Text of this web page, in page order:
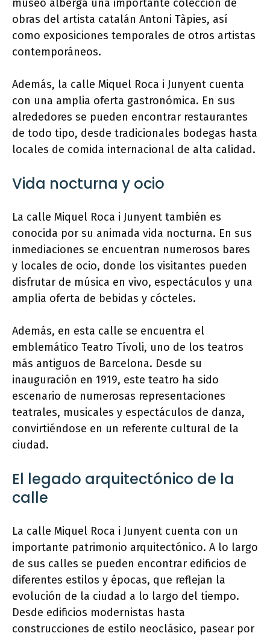
museo alberga una importante colección de
obras del artista catalán Antoni Tàpies, así
como exposiciones temporales de otros artistas
contemporáneos.
Además, la calle Miquel Roca i Junyent cuenta
con una amplia oferta gastronómica. En sus
alrededores se pueden encontrar restaurantes
de todo tipo, desde tradicionales bodegas hasta
locales de comida internacional de alta calidad.
Vida nocturna y ocio
La calle Miquel Roca i Junyent también es
conocida por su animada vida nocturna. En sus
inmediaciones se encuentran numerosos bares
y locales de ocio, donde los visitantes pueden
disfrutar de música en vivo, espectáculos y una
amplia oferta de bebidas y cócteles.
Además, en esta calle se encuentra el
emblemático Teatro Tívoli, uno de los teatros
más antiguos de Barcelona. Desde su
inauguración en 1919, este teatro ha sido
escenario de numerosas representaciones
teatrales, musicales y espectáculos de danza,
convirtiéndose en un referente cultural de la
ciudad.
El legado arquitectónico de la
calle
La calle Miquel Roca i Junyent cuenta con un
importante patrimonio arquitectónico. A lo largo
de sus calles se pueden encontrar edificios de
diferentes estilos y épocas, que reflejan la
evolución de la ciudad a lo largo del tiempo.
Desde edificios modernistas hasta
construcciones de estilo neoclásico, pasear por